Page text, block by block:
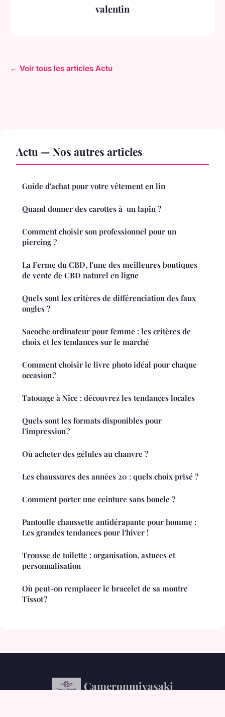
valentin
← Voir tous les articles Actu
Actu — Nos autres articles
Guide d'achat pour votre vêtement en lin
Quand donner des carottes à un lapin ?
Comment choisir son professionnel pour un
piercing ?
La Ferme du CBD, l'une des meilleures boutiques
de vente de CBD naturel en ligne
Quels sont les critères de différenciation des faux
ongles ?
Sacoche ordinateur pour femme : les critères de
choix et les tendances sur le marché
Comment choisir le livre photo idéal pour chaque
occasion ?
Tatouage à Nice : découvrez les tendances locales
Quels sont les formats disponibles pour
l'impression ?
Où acheter des gélules au chanvre ?
Les chaussures des années 20 : quels choix prisé ?
Comment porter une ceinture sans boucle ?
Pantoufle chaussette antidérapante pour homme :
Les grandes tendances pour l'hiver !
Trousse de toilette : organisation, astuces et
personnalisation
Où peut-on remplacer le bracelet de sa montre
Tissot ?
Cameronmiyasaki